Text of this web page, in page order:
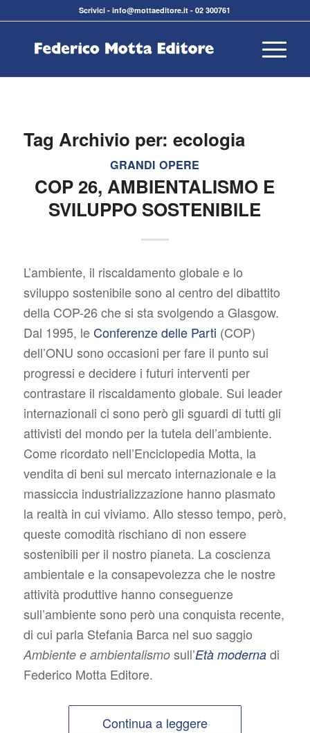
Scrivici -info@mottaeditore.it -02 300761
Tag Archivio per: ecologia
GRANDI OPERE
COP 26, AMBIENTALISMO E
SVILUPPO SOSTENIBILE
L’ambiente, il riscaldamento globale e lo
sviluppo sostenibile sono al centro del dibattito
della COP-26 che si sta svolgendo a Glasgow.
Dal 1995, le Conferenze delle Parti (COP)
dell’ONU sono occasioni per fare il punto sui
progressi e decidere i futuri interventi per
contrastare il riscaldamento globale. Sui leader
internazionali ci sono però gli sguardi di tutti gli
attivisti del mondo per la tutela dell’ambiente.
Come ricordato nell’Enciclopedia Motta, la
vendita di beni sul mercato internazionale e la
massiccia industrializzazione hanno plasmato
la realtà in cui viviamo. Allo stesso tempo, però,
queste comodità rischiano di non essere
sostenibili per il nostro pianeta. La coscienza
ambientale e la consapevolezza che le nostre
attività produttive hanno conseguenze
sull’ambiente sono però una conquista recente,
di cui parla Stefania Barca nel suo saggio
Ambiente e ambientalismosull’Età modernadi
Federico Motta Editore.
Continua a leggere